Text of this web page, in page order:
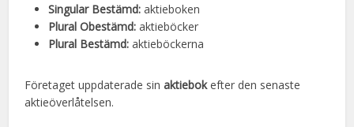
Singular Bestämd: aktieboken
Plural Obestämd: aktieböcker
Plural Bestämd: aktieböckerna
Företaget uppdaterade sinaktiebokefter den senaste
aktieöverlåtelsen.